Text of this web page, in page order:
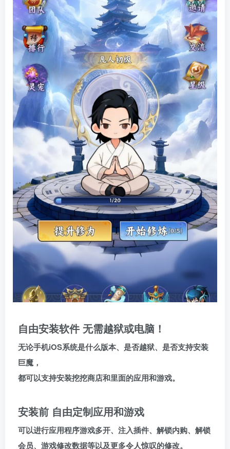
自由安装软件 无需越狱或电脑！
无论手机iOS系统是什么版本、是否越狱、是否支持安装
巨魔，
都可以支持安装挖挖商店和里面的应用和游戏。
安装前 自由定制应用和游戏
可以进行应用程序游戏多开、注入插件、解锁内购、解锁
会员、游戏修改数据等以及更多令人惊叹的修改。